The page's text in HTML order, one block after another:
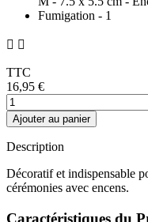
 
TTC
16,95 €
Ajouter au panier
Description
Décoratif et indispensable
cérémonies avec encens.
Caractéristiques du